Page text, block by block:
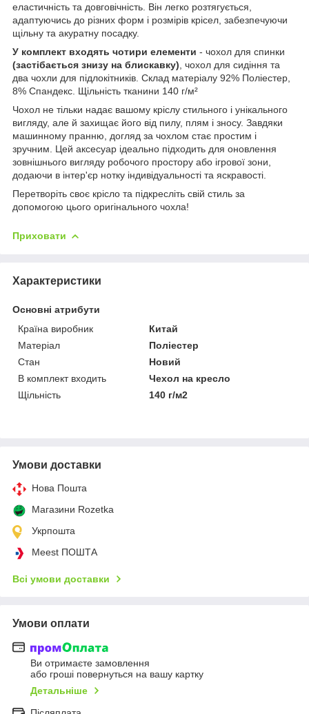
еластичність та довговічність. Він легко розтягується,
адаптуючись до різних форм і розмірів крісел, забезпечуючи
щільну та акуратну посадку.
У комплект входять чотири елементи - чохол для спинки
(застібається знизу на блискавку) , чохол для сидіння та
два чохли для підлокітників. Склад матеріалу 92% Поліестер,
8% Спандекс. Щільність тканини 140 г/м²
Чохол не тільки надає вашому кріслу стильного і унікального
вигляду, але й захищає його від пилу, плям і зносу. Завдяки
машинному пранню, догляд за чохлом стає простим і
зручним. Цей аксесуар ідеально підходить для оновлення
зовнішнього вигляду робочого простору або ігрової зони,
додаючи в інтер'єр нотку індивідуальності та яскравості.
Перетворіть своє крісло та підкресліть свій стиль за
допомогою цього оригінального чохла!
Приховати
Характеристики
Основні атрибути
Країна виробник
Китай
Матеріал
Поліестер
Стан
Новий
В комплект входить
Чехол на кресло
Щільність
140 г/м2
Умови доставки
Нова Пошта
Магазини Rozetka
Укрпошта
Meest ПОШТА
Всі умови доставки
Умови оплати
Ви отримаєте замовлення
або гроші повернуться на вашу картку
Детальніше